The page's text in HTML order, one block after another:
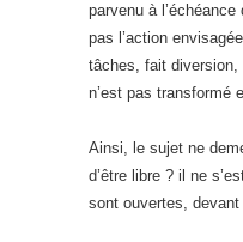
parvenu à l’échéance
pas l’action
tâches, fait
n’est pas transformé
Ainsi, le sujet ne
d’être libre ? il ne
sont ouvertes,